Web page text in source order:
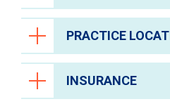
PRACTICE
INSURANCE